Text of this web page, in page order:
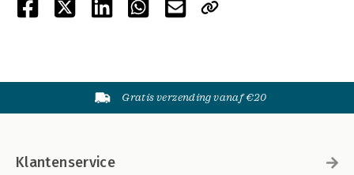
Gratis verzending vanaf €20
Klantenservice